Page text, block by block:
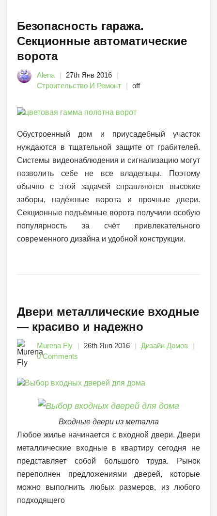
Безопасность гаража.
Секционные автоматические
ворота
Alena
27th Янв 2016
Строительство И Ремонт
off
Обустроенный дом и приусадебный участок
нуждаются в тщательной защите от грабителей.
Системы видеонаблюдения и сигнализацию могут
позволить себе не все владельцы. Поэтому
обычно с этой задачей справляются высокие
заборы, надёжные ворота и прочные двери.
Секционные подъёмные ворота получили особую
популярность за счёт привлекательного
современного дизайна и удобной конструкции.
Двери металлические входные
— красиво и надежно
Murena Fly 26th Янв 2016
Дизайн Домов
0 Comments
Входные двери из металла
Любое жилье начинается с входной двери. Двери
металлические входные в квартиру сегодня не
представляет собой большого труда. Рынок
переполнен предложениями дверей, которые
можно выполнить любых размеров, из любого
подходящего